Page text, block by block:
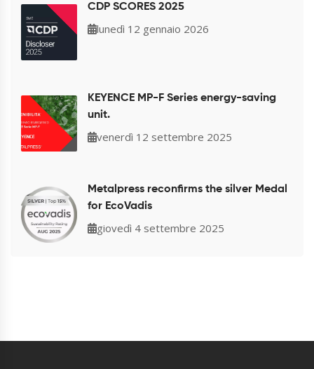
CDP SCORES 2025
lunedì 12 gennaio 2026
KEYENCE MP-F Series energy-saving
unit.
venerdì 12 settembre 2025
Metalpress reconfirms the silver Medal
for EcoVadis
giovedì 4 settembre 2025